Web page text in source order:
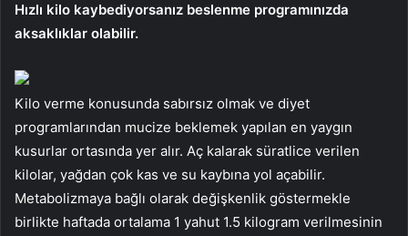
Hızlı kilo kaybediyorsanız beslenme programınızda
aksaklıklar olabilir.
Kilo verme konusunda sabırsız olmak ve diyet
programlarından mucize beklemek yapılan en yaygın
kusurlar ortasında yer alır. Aç kalarak süratlice verilen
kilolar, yağdan çok kas ve su kaybına yol açabilir.
Metabolizmaya bağlı olarak değişkenlik göstermekle
birlikte haftada ortalama 1 yahut 1.5 kilogram verilmesinin